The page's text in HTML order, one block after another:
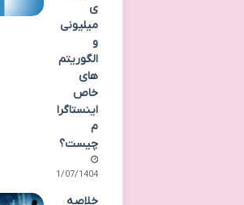
ی
میلیونی
و
الگوریتم
های
خاص
اینستاگرا
م
چیست؟
21/07/1404
خلاصه